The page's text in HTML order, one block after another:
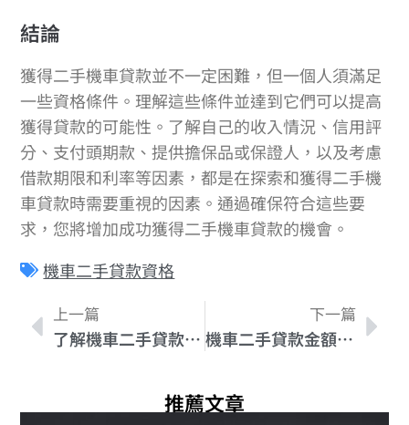
結論
獲得二手機車貸款並不一定困難，但一個人須滿足
一些資格條件。理解這些條件並達到它們可以提高
獲得貸款的可能性。了解自己的收入情況、信用評
分、支付頭期款、提供擔保品或保證人，以及考慮
借款期限和利率等因素，都是在探索和獲得二手機
車貸款時需要重視的因素。通過確保符合這些要
求，您將增加成功獲得二手機車貸款的機會。
機車二手貸款資格
上一篇
了解機車二手貸款金額限制：避免超支風險全攻略
下一篇
機車二手貸款金額節省大作戰：妙招教你省下成本
推薦文章